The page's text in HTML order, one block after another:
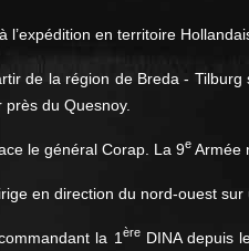
l’expédition en territoire
de la région de Breda -
du Quesnoy.
le général Corap. La 9e Armée
en direction du nord-ouest sur
la 1 èreDINA depuis